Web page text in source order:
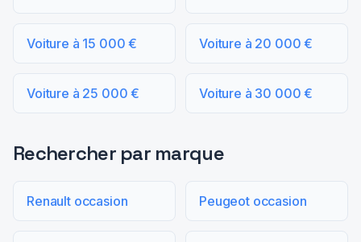
Voiture à 15 000 € Voiture à 20 000 €
Voiture à 25 000 € Voiture à 30 000 €
Rechercher par marque
Renault occasion Peugeot occasion